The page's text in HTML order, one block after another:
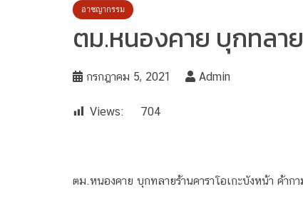
อาชญากรรม
ตม.หนองคาย บุกทลาย
กรกฎาคม 5, 2021 Admin
Views: 704
ตม.หนองคาย บุกทลายร้านคาราโอเกะบังหน้า ค้าก